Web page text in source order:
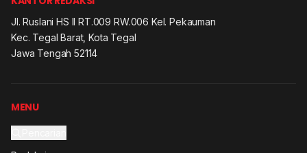
Jl. Ruslani HS II RT.009 RW.006 Kel. Pekauman
Kec. Tegal Barat, Kota Tegal
Jawa Tengah 52114
MENU